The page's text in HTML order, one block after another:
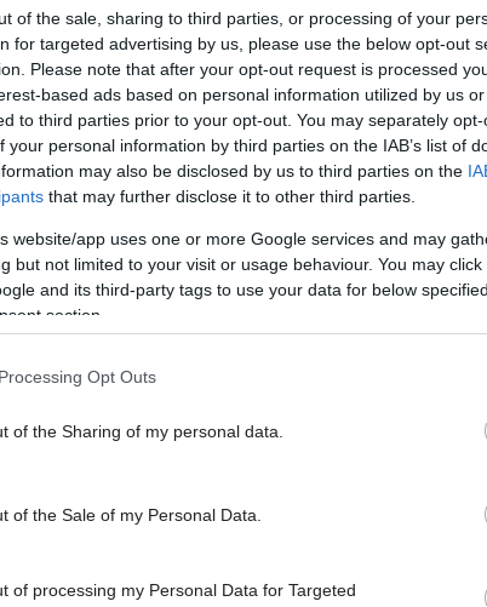
of the sale, sharing to third parties, or processing of your
for targeted advertising by us, please use the below opt-out
Please note that after your opt-out request is processed
based ads based on personal information utilized by us
to third parties prior to your opt-out. You may separately
your personal information by third parties on the IAB’s list of
may also be disclosed by us to third parties on the
that may further disclose it to other third parties.
website/app uses one or more Google services and may
but not limited to your visit or usage behaviour. You may
and its third-party tags to use your data for below
section.
Opt Outs
of the Sharing of my personal data.
of the Sale of my Personal Data.
of processing my Personal Data for Targeted
05. 08. 2026
NAVRHOVANIE INTERIÉRU
Na šírku má len 5
metrov a ľahko ho
prehliadnete. Za
nenápadnou fasádou
sa skrýva miesto
mŕtvych. Pred demoláciou ho zachránil tím
vzdušné bývanie. Dnes má až tri otvorené terasy a na